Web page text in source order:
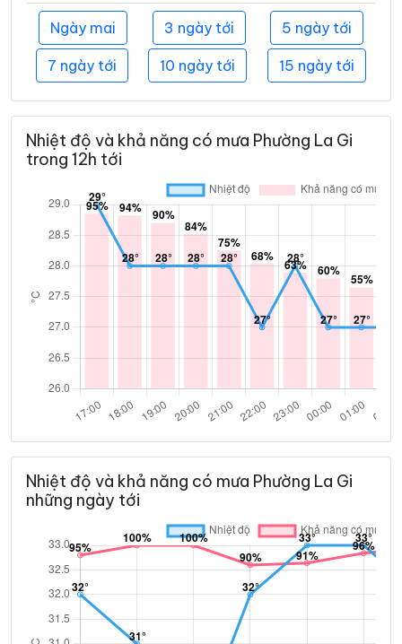
Ngày mai 3 ngày tới 5 ngày tới
7 ngày tới 10 ngày tới 15 ngày tới
Nhiệt độ và khả năng có mưa Phường La Gi
trong 12h tới
Nhiệt độ và khả năng có mưa Phường La Gi
những ngày tới